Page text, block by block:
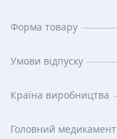
Форма товару
Умови відпуску
Країна виробництва
Головний медикамент